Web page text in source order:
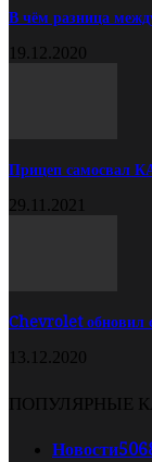
В чём разница
19.12.2020
Прицеп самосвал
29.11.2021
Chevrolet обновил
13.12.2020
ПОПУЛЯРНЫЕ
Новости